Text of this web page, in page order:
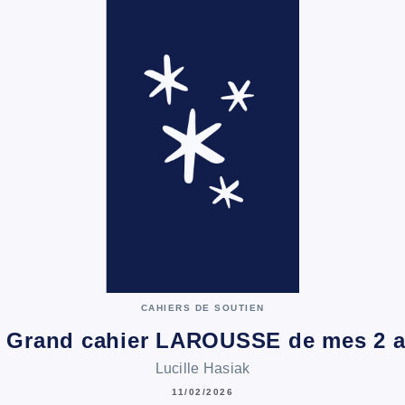
CAHIERS DE SOUTIEN
Grand cahier LAROUSSE de mes 2
Lucille Hasiak
11/02/2026